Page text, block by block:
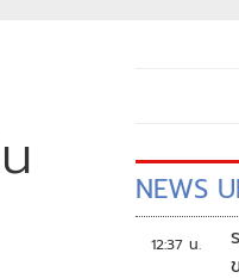
NEWS
12:37 น.